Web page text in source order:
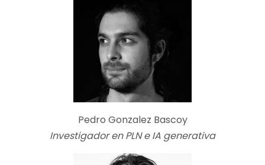
Pedro Gonzalez Bascoy
Investigador en PLN e IA generativa